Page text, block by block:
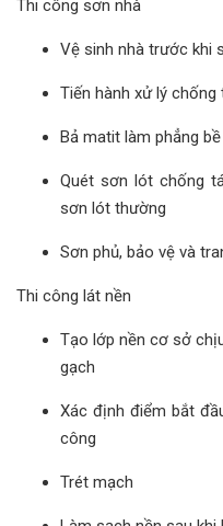
Thi công sơn nhà
Vệ sinh nhà trước khi
Tiến hành xử lý chống
Bả matit làm phẳng
Quét sơn lót chống
sơn lót thường
Sơn phủ, bảo vệ và
Thi công lát nền
Tạo lớp nền cơ sở
gạch
Xác định điểm bắt
công
Trét mạch